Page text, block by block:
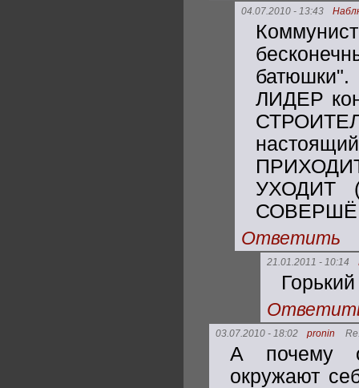
04.07.2010 - 13:43
ЛИДЕР
УХОДИТ
Ответить
21.01.2011 - 10:14
03.07.2010 - 18:02 pronin
А почему
окружают